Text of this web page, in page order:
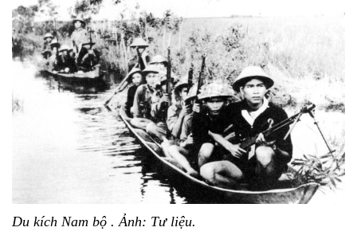
Du kích Nam bộ . Ảnh: Tư liệu.